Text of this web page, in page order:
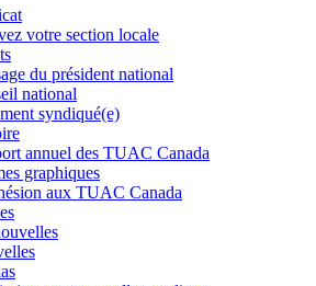
votre section locale
du président national
national
syndiqué(e)
annuel des TUAC Canada
graphiques
aux TUAC Canada